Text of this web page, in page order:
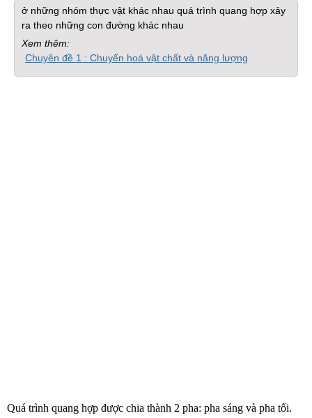
ở những nhóm thực vật khác nhau quá trình quang hợp xảy
ra theo những con đường khác nhau
Xem thêm:
Chuyên đề 1 : Chuyển hoá vật chất và năng lượng
Quá trình quang hợp được chia thành 2 pha: pha sáng và pha tối.